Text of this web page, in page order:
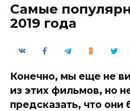
Самые
2019 года
Конечно, мы еще не
из этих фильмов, но
предсказать, что они